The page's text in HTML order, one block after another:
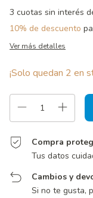
3 cuotas sin interés
10% de descuento
Ver más detalles
¡Solo quedan 2 en
Compra
Tus datos
Cambios y
Si no te gusta,